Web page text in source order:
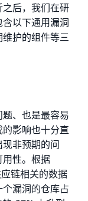
后，我们在研
以下通用漏洞
护的组件等三
、也是最容易
影响也十分直
非预期的问
用性。根据
链相关的数据
漏洞的仓库占